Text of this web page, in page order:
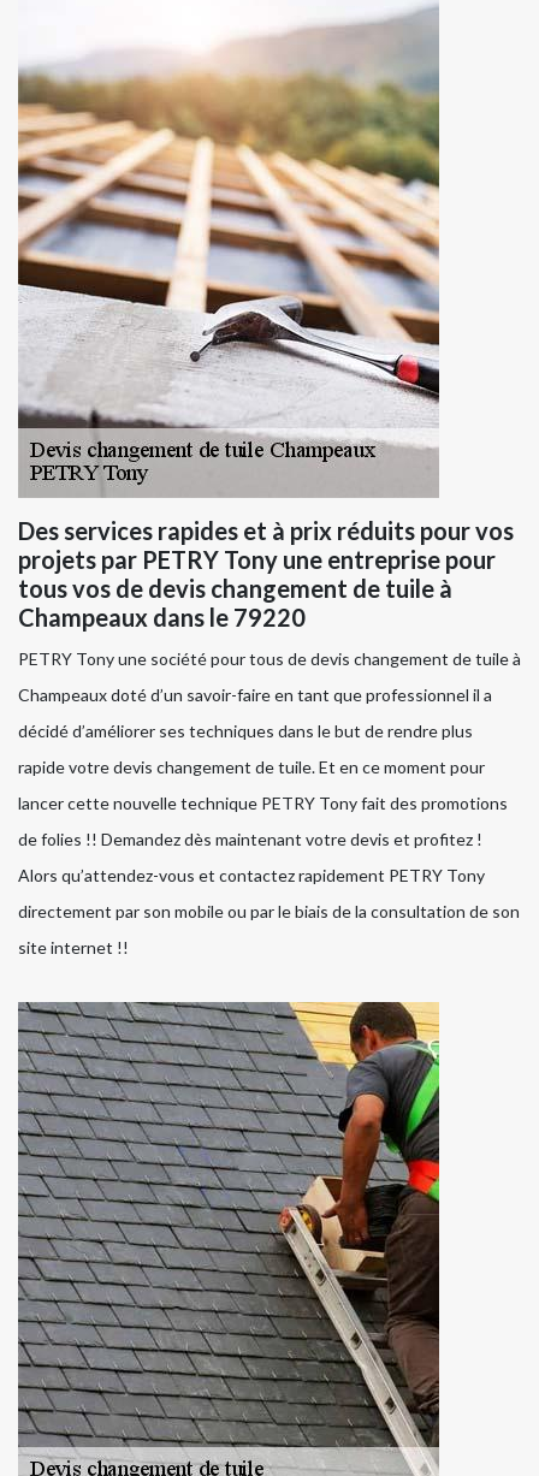
Des services rapides et à prix réduits pour vos
projets par PETRY Tony une entreprise pour
tous vos de devis changement de tuile à
Champeaux dans le 79220
PETRY Tony une société pour tous de devis changement de tuile à
Champeaux doté d’un savoir-faire en tant que professionnel il a
décidé d’améliorer ses techniques dans le but de rendre plus
rapide votre devis changement de tuile. Et en ce moment pour
lancer cette nouvelle technique PETRY Tony fait des promotions
de folies !! Demandez dès maintenant votre devis et profitez !
Alors qu’attendez-vous et contactez rapidement PETRY Tony
directement par son mobile ou par le biais de la consultation de son
site internet !!